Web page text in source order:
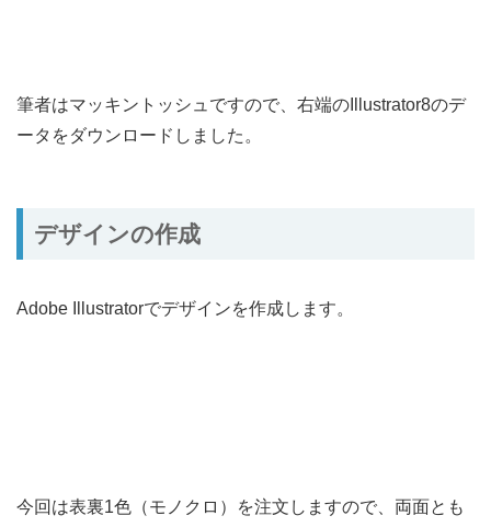
筆者はマッキントッシュですので、右端のIllustrator8のデ
ータをダウンロードしました。
デザインの作成
Adobe Illustratorでデザインを作成します。
今回は表裏1色（モノクロ）を注文しますので、両面とも